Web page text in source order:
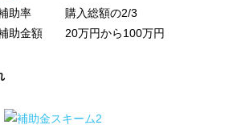
助率 購入総額の2/3
助金額 20万円から100万円